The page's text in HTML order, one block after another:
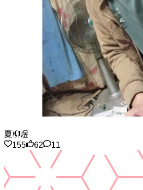
夏柳煜
155
62 11